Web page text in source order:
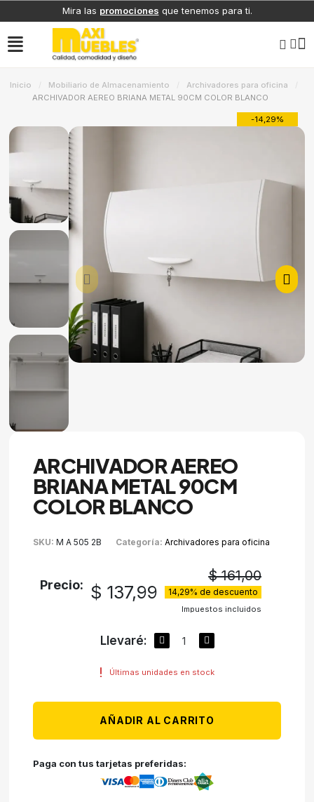
Mira las promociones que tenemos para ti.
Inicio Mobiliario de Almacenamiento
Archivadores para oficina
ARCHIVADOR AEREO BRIANA METAL 90CM COLOR BLANCO
-14,29%
ARCHIVADOR AEREO
BRIANA METAL 90CM
COLOR BLANCO
SKU M A 505 2B Categoría Archivadores para oficina
Precio:
$ 161,00
$ 137,99 14,29% de descuento
Impuestos incluidos
Llevaré:
Últimas unidades en stock
AÑADIR AL CARRITO
Paga con tus tarjetas preferidas: